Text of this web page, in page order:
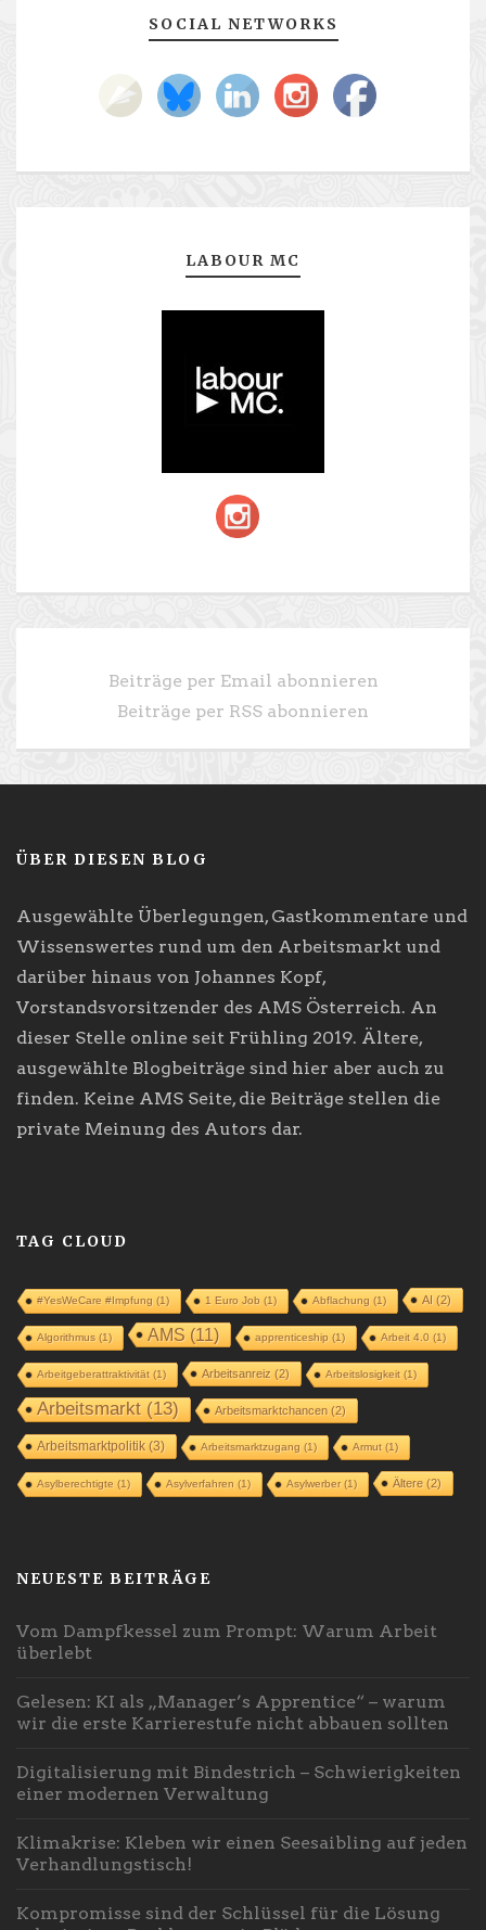
SOCIAL NETWORKS
LABOUR MC
Beiträge per Email abonnieren
Beiträge per RSS abonnieren
ÜBER DIESEN BLOG
Ausgewählte Überlegungen, Gastkommentare und
Wissenswertes rund um den Arbeitsmarkt und
darüber hinaus von Johannes Kopf,
Vorstandsvorsitzender des AMS Österreich. An
dieser Stelle online seit Frühling 2019. Ältere,
ausgewählte Blogbeiträge sind hier aber auch zu
finden. Keine AMS Seite, die Beiträge stellen die
private Meinung des Autors dar.
TAG CLOUD
#YesWeCare #Impfung (1) 1 Euro Job (1) Abflachung (1) AI (2)
Algorithmus (1) AMS (11) apprenticeship (1) Arbeit 4.0 (1)
Arbeitgeberattraktivität(1) Arbeitsanreiz (2) Arbeitslosigkeit(1)
Arbeitsmarkt(13) Arbeitsmarktchancen (2)
Arbeitsmarktpolitik(3) Arbeitsmarktzugang (1) Armut(1)
Asylberechtigte (1) Asylverfahren (1) Asylwerber(1) Ältere(2)
NEUESTE BEITRÄGE
Vom Dampfkessel zum Prompt: Warum Arbeit
überlebt
Gelesen: KI als „Manager’s Apprentice“ – warum
wir die erste Karrierestufe nicht abbauen sollten
Digitalisierung mit Bindestrich – Schwierigkeiten
einer modernen Verwaltung
Klimakrise: Kleben wir einen Seesaibling auf jeden
Verhandlungstisch!
Kompromisse sind der Schlüssel für die Lösung